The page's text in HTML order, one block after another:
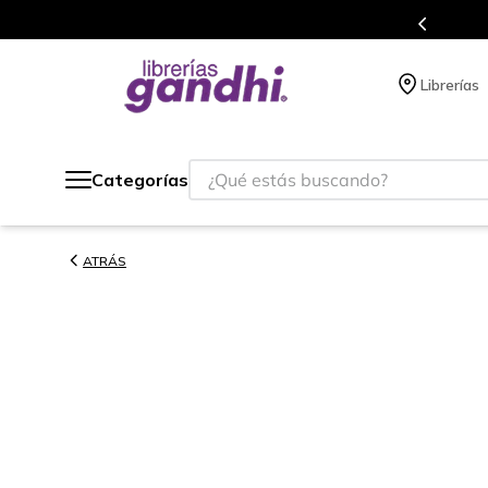
Librerías
Categorías
¿Qué estás buscando?
ATRÁS